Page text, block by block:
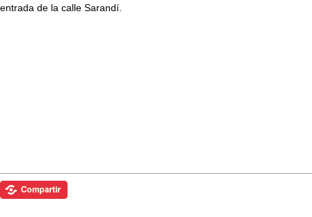
entrada de la calle Sarandí.